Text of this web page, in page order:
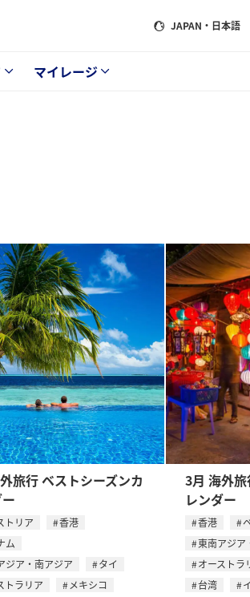
JAPAN ・日本語
マイレージ
旅行 ベストシーズンカ
トリア
香港
ム
ジア・南アジア
タイ
トラリア
メキシコ
3月 海外
レンダー
香港
東南アジア
オーストラ
台湾